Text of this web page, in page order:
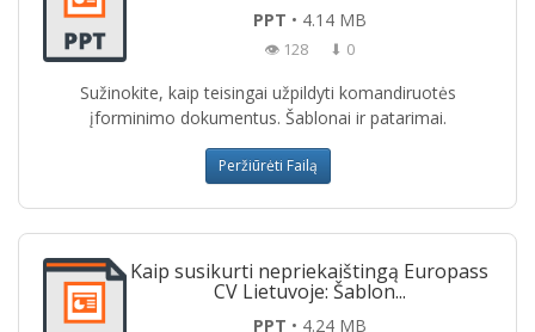
PPT • 4.14 MB
👁 128 ⬇ 0
Sužinokite, kaip teisingai užpildyti komandiruotės
įforminimo dokumentus. Šablonai ir patarimai.
Peržiūrėti Failą
Kaip susikurti nepriekaištingą Europass
CV Lietuvoje: Šablon...
PPT • 4.24 MB